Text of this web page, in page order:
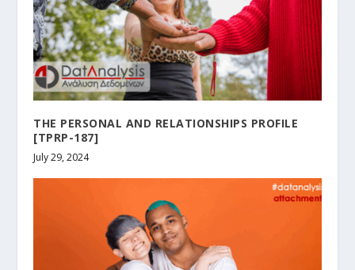
THE PERSONAL AND RELATIONSHIPS PROFILE
[TPRP-187]
July 29, 2024